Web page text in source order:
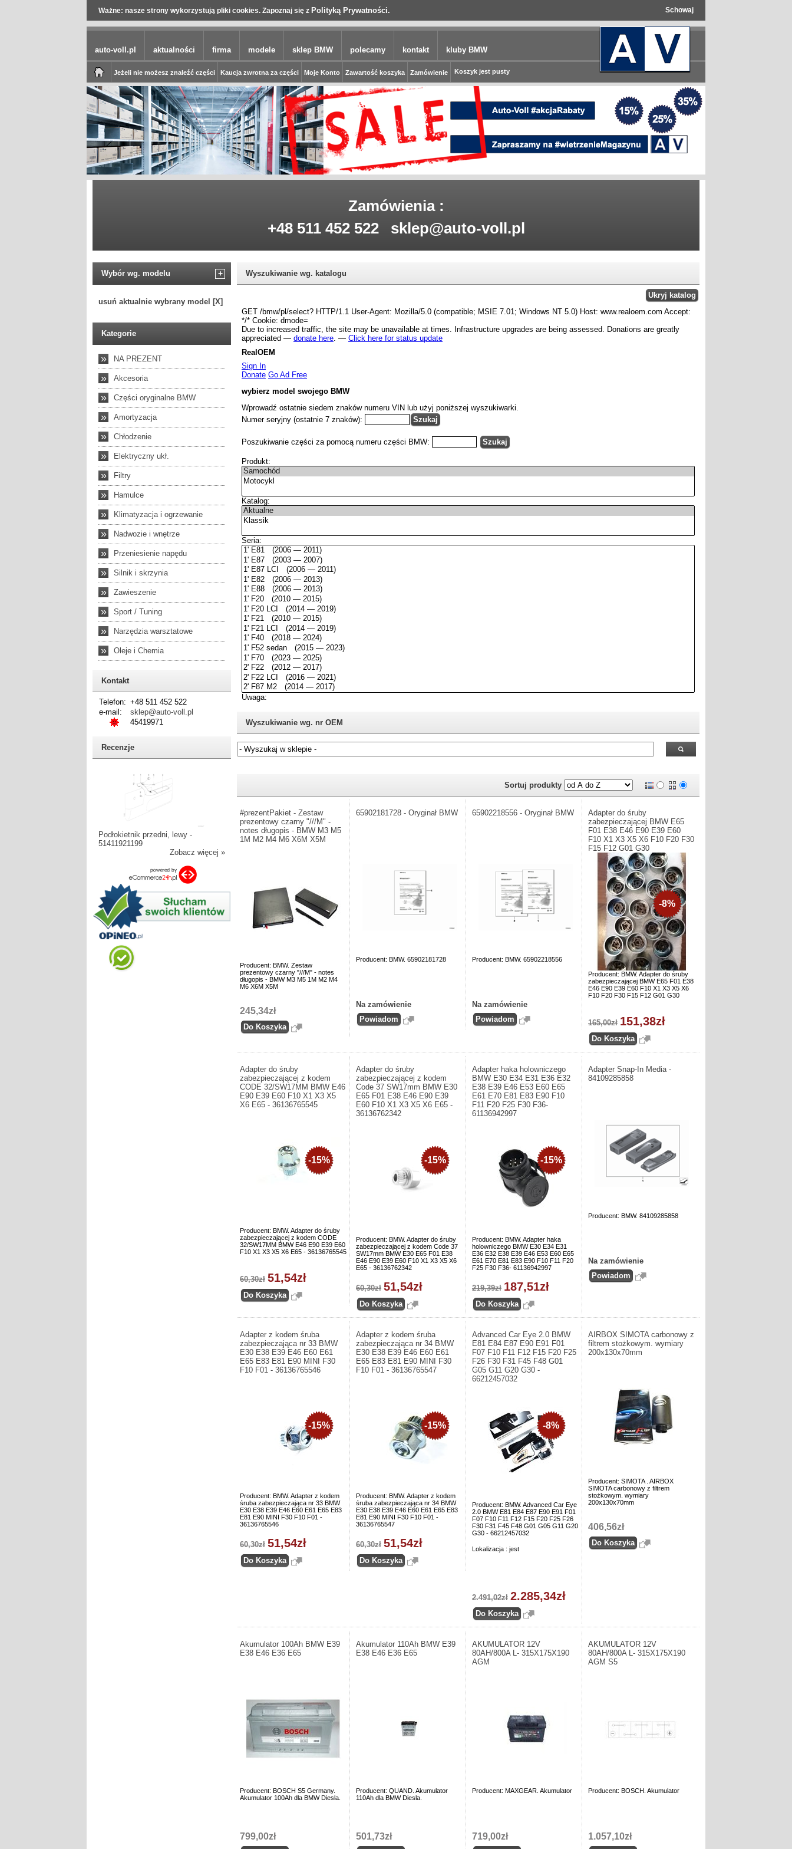
Schowaj
Ważne: nasze strony wykorzystują pliki cookies. Zapoznaj się z Polityką Prywatności.
auto-voll.pl aktualności firma modele sklep BMW polecamy kontakt kluby BMW
Jeżeli nie możesz znaleźć części Kaucja zwrotna za części Moje Konto Zawartość koszyka Zamówienie Koszyk jest pusty
Zamówienia :
+48 511 452 522
sklep@auto-voll.pl
Wybór wg. modelu +
usuń aktualnie wybrany model [X]
Kategorie
» NA PREZENT
» Akcesoria
» Części oryginalne BMW
» Amortyzacja
» Chłodzenie
» Elektryczny ukł.
» Filtry
» Hamulce
» Klimatyzacja i ogrzewanie
» Nadwozie i wnętrze
» Przeniesienie napędu
» Silnik i skrzynia
» Zawieszenie
» Sport / Tuning
» Narzędzia warsztatowe
» Oleje i Chemia
Kontakt
Telefon: +48 511 452 522
e-mail:
sklep@auto-voll.pl
45419971
Recenzje
Podłokietnik przedni, lewy -
51411921199
Zobacz więcej »
Wyszukiwanie wg. katalogu
Wyszukiwanie wg. nr OEM
Sortuj produkty
#prezentPakiet - Zestaw
prezentowy czarny "///M" -
notes długopis - BMW M3 M5
1M M2 M4 M6 X6M X5M
Producent: BMW. Zestaw
prezentowy czarny "///M" - notes
długopis - BMW M3 M5 1M M2 M4
M6 X6M X5M
245,34zł
65902181728 - Oryginał BMW
Producent: BMW. 65902181728
Na zamówienie
65902218556 - Oryginał BMW
Producent: BMW. 65902218556
Na zamówienie
Adapter do śruby
zabezpieczającej BMW E65
F01 E38 E46 E90 E39 E60
F10 X1 X3 X5 X6 F10 F20 F30
F15 F12 G01 G30
Producent: BMW. Adapter do śruby
zabezpieczającej BMW E65 F01 E38
E46 E90 E39 E60 F10 X1 X3 X5 X6
F10 F20 F30 F15 F12 G01 G30
-8%
165,00zł 151,38zł
Adapter do śruby
zabezpieczającej z kodem
CODE 32/SW17MM BMW E46
E90 E39 E60 F10 X1 X3 X5
X6 E65 - 36136765545
Producent: BMW. Adapter do śruby
zabezpieczającej z kodem CODE
32/SW17MM BMW E46 E90 E39 E60
F10 X1 X3 X5 X6 E65 - 36136765545
-15%
60,30zł 51,54zł
Adapter do śruby
zabezpieczającej z kodem
Code 37 SW17mm BMW E30
E65 F01 E38 E46 E90 E39
E60 F10 X1 X3 X5 X6 E65 -
36136762342
Producent: BMW. Adapter do śruby
zabezpieczającej z kodem Code 37
SW17mm BMW E30 E65 F01 E38
E46 E90 E39 E60 F10 X1 X3 X5 X6
E65 - 36136762342
-15%
60,30zł 51,54zł
Adapter haka holowniczego
BMW E30 E34 E31 E36 E32
E38 E39 E46 E53 E60 E65
E61 E70 E81 E83 E90 F10
F11 F20 F25 F30 F36-
61136942997
Producent: BMW. Adapter haka
holowniczego BMW E30 E34 E31
E36 E32 E38 E39 E46 E53 E60 E65
E61 E70 E81 E83 E90 F10 F11 F20
F25 F30 F36- 61136942997
-15%
219,39zł 187,51zł
Adapter Snap-In Media -
84109285858
Producent: BMW. 84109285858
Na zamówienie
Adapter z kodem śruba
zabezpieczająca nr 33 BMW
E30 E38 E39 E46 E60 E61
E65 E83 E81 E90 MINI F30
F10 F01 - 36136765546
Producent: BMW. Adapter z kodem
śruba zabezpieczająca nr 33 BMW
E30 E38 E39 E46 E60 E61 E65 E83
E81 E90 MINI F30 F10 F01 -
36136765546
-15%
60,30zł 51,54zł
Adapter z kodem śruba
zabezpieczająca nr 34 BMW
E30 E38 E39 E46 E60 E61
E65 E83 E81 E90 MINI F30
F10 F01 - 36136765547
Producent: BMW. Adapter z kodem
śruba zabezpieczająca nr 34 BMW
E30 E38 E39 E46 E60 E61 E65 E83
E81 E90 MINI F30 F10 F01 -
36136765547
-15%
60,30zł 51,54zł
Advanced Car Eye 2.0 BMW
E81 E84 E87 E90 E91 F01
F07 F10 F11 F12 F15 F20 F25
F26 F30 F31 F45 F48 G01
G05 G11 G20 G30 -
66212457032
Producent: BMW. Advanced Car Eye
2.0 BMW E81 E84 E87 E90 E91 F01
F07 F10 F11 F12 F15 F20 F25 F26
F30 F31 F45 F48 G01 G05 G11 G20
G30 - 66212457032
Lokalizacja : jest
-8%
2.491,02zł 2.285,34zł
AIRBOX SIMOTA carbonowy z
filtrem stożkowym. wymiary
200x130x70mm
Producent: SIMOTA . AIRBOX
SIMOTA carbonowy z filtrem
stożkowym. wymiary
200x130x70mm
406,56zł
Akumulator 100Ah BMW E39
E38 E46 E36 E65
Producent: BOSCH S5 Germany.
Akumulator 100Ah dla BMW Diesla.
799,00zł
Akumulator 110Ah BMW E39
E38 E46 E36 E65
Producent: QUAND. Akumulator
110Ah dla BMW Diesla.
501,73zł
AKUMULATOR 12V
80AH/800A L- 315X175X190
AGM
Producent: MAXGEAR. Akumulator
719,00zł
AKUMULATOR 12V
80AH/800A L- 315X175X190
AGM S5
Producent: BOSCH. Akumulator
1.057,10zł